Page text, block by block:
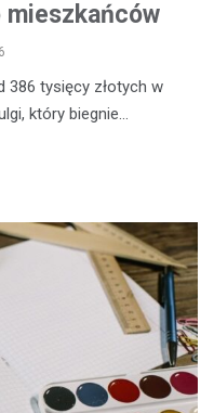
386 tysięcy złotych w
który biegnie…